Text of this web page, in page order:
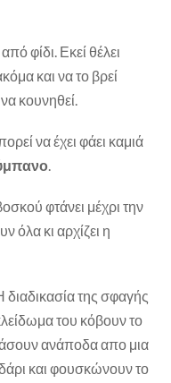
από φίδι. Εκεί θέλει
και να το βρεί
κουνηθεί.
να έχει φάει καμιά
.
φτάνει μέχρι την
όλα κι αρχίζει η
της σφαγής
του κόβουν το
ανάποδα απο μια
και φουσκώνουν το